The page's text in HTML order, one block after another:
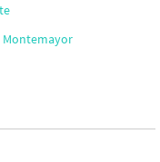
Montemayor